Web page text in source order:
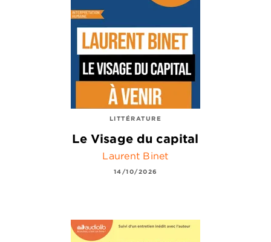
LITTÉRATURE
Le Visage du capital
Laurent Binet
14/10/2026